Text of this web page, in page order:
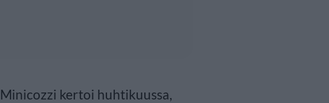
kertoi huhtikuussa,